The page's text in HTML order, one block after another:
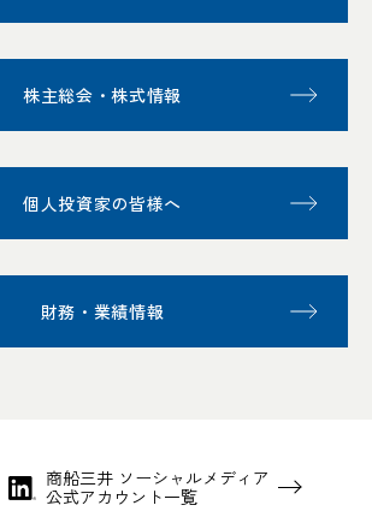
株主総会・株式情報
個人投資家の皆様へ
財務・業績情報
商船三井 ソーシャルメディア
公式アカウント一覧